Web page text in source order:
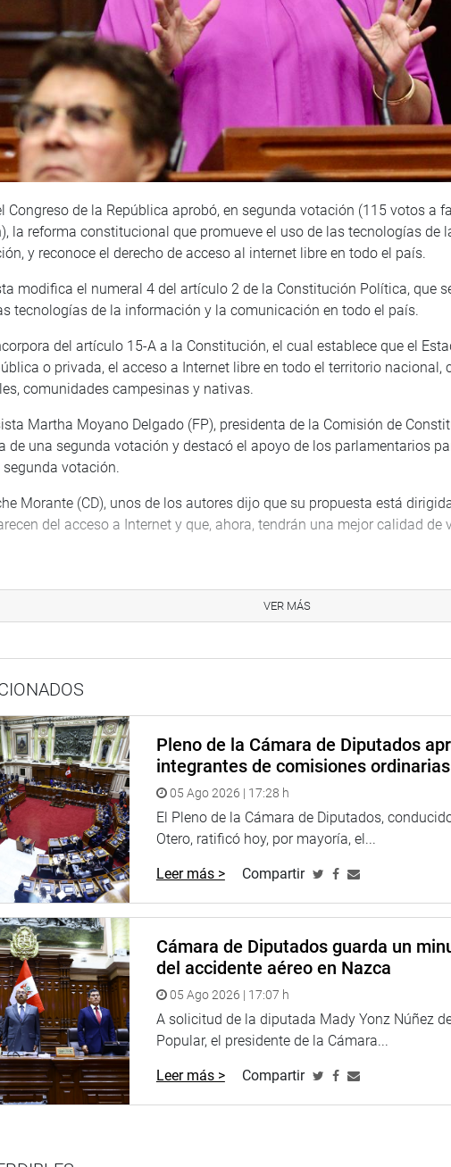
Congreso de la República aprobó, en segunda votación (115 votos a
la reforma constitucional que promueve el uso de las tecnologías de
y reconoce el derecho de acceso al internet libre en todo el país.
modifica el numeral 4 del artículo 2 de la Constitución Política, que
tecnologías de la información y la comunicación en todo el país.
del artículo 15-A a la Constitución, el cual establece que el
o privada, el acceso a Internet libre en todo el territorio nacional,
comunidades campesinas y nativas.
Martha Moyano Delgado (FP), presidenta de la Comisión de
de una segunda votación y destacó el apoyo de los parlamentarios
segunda votación.
Morante (CD), unos de los autores dijo que su propuesta está
del acceso a Internet y que, ahora, tendrán una mejor calidad de
el internet es un medio para el pleno ejercicio de los derechos
de las personas.
COMUNICACIONES E IMAGEN INSTITUCIONAL
VER MÁS
Pleno de la Cámara de Diputados
integrantes de comisiones ordinarias
05 Ago 2026 | 17:28 h
El Pleno de la Cámara de Diputados,
Otero, ratificó hoy, por mayoría, el...
Leer más > Compartir
Cámara de Diputados guarda un
del accidente aéreo en Nazca
05 Ago 2026 | 17:07 h
A solicitud de la diputada Mady Yonz Núñez
Popular, el presidente de la Cámara...
Leer más > Compartir